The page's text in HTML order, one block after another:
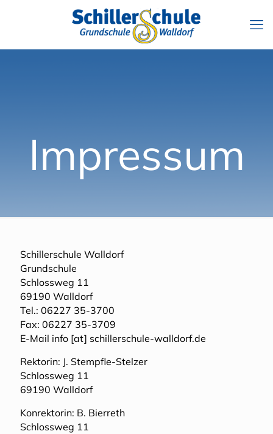
Impressum
Schillerschule Walldorf
Grundschule
Schlossweg 11
69190 Walldorf
Tel.: 06227 35-3700
Fax: 06227 35-3709
E-Mail info [at] schillerschule-walldorf.de
Rektorin: J. Stempfle-Stelzer
Schlossweg 11
69190 Walldorf
Konrektorin: B. Bierreth
Schlossweg 11